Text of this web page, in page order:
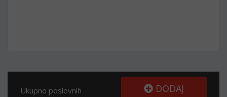
Ukupno poslovnih
DODAJ